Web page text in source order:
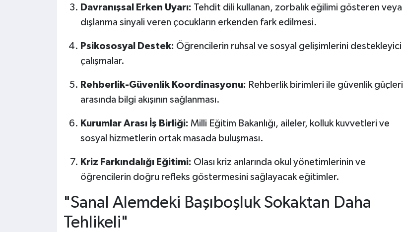
Davranışsal Erken Uyarı: Tehdit dili kullanan, zorbalık eğilimi gösteren veya
dışlanma sinyali veren çocukların erkenden fark edilmesi.
Psikososyal Destek: Öğrencilerin ruhsal ve sosyal gelişimlerini destekleyici
çalışmalar.
Rehberlik-Güvenlik Koordinasyonu: Rehberlik birimleri ile güvenlik güçleri
arasında bilgi akışının sağlanması.
Kurumlar Arası İş Birliği: Milli Eğitim Bakanlığı, aileler, kolluk kuvvetleri ve
sosyal hizmetlerin ortak masada buluşması.
Kriz Farkındalığı Eğitimi: Olası kriz anlarında okul yönetimlerinin ve
öğrencilerin doğru refleks göstermesini sağlayacak eğitimler.
"Sanal Alemdeki Başıboşluk Sokaktan Daha
Tehlikeli"